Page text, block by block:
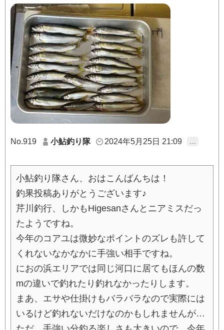
No.919 小鮎釣り隊 2024年5月25日 21:09 …
小鮎釣り隊さん、おはこんばんちは！
釣果投稿ありがとうございます♪
芹川釣行、しかもHigesanさんとニアミスだっ
たようですね。
今年のコアユは微妙なポイントのズレも許して
くれないなかなかに手強い相手ですね。
におの浜エリアでは同じ河口に居てもほんの数
mの違いで釣れたり釣れなかったりします。
まあ、エサや仕掛けもバラバラなので実際には
いるけど釣れないだけなのかもしれませんが…